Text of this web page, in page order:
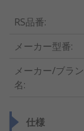
RS品番:
メーカー型番:
メーカー/ブラ
名:
仕様